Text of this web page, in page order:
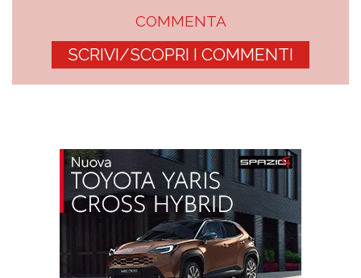
COMMENTA
SCRIVI/SCOPRI I COMMENTI